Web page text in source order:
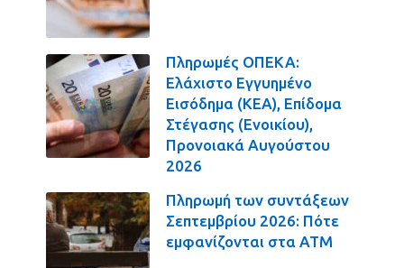
Πληρωμές ΟΠΕΚΑ:
Ελάχιστο Εγγυημένο
Εισόδημα (ΚΕΑ), Επίδομα
Στέγασης (Ενοικίου),
Προνοιακά Αυγούστου
2026
Πληρωμή των συντάξεων
Σεπτεμβρίου 2026: Πότε
εμφανίζονται στα ΑΤΜ